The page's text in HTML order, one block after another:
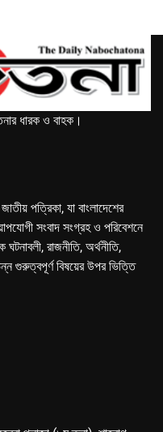
ধারক ও বাহক।
পত্রিকা, যা বাংলাদেশের
সংবাদ সংগ্রহ ও পরিবেশনে
রাজনীতি, অর্থনীতি,
গুরুত্বপূর্ণ বিষয়ের উপর ভিত্তি